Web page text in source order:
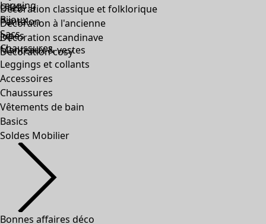
Legging
Bijoux
Sacs
Chaussures
Décoration classique et folklorique
Décoration à l'ancienne
Décoration scandinave
Décoration cosy
Gilets
Pantalon
Jupes
Manteaux & vestes
Leggings et collants
Accessoires
Chaussures
Vêtements de bain
Basics
Soldes Mobilier
Bonnes affaires déco